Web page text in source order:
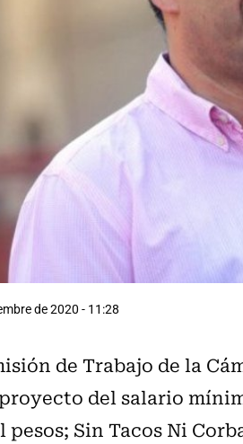
de 2020 - 11:28
de Trabajo de la
del salario
pesos; Sin Tacos Ni